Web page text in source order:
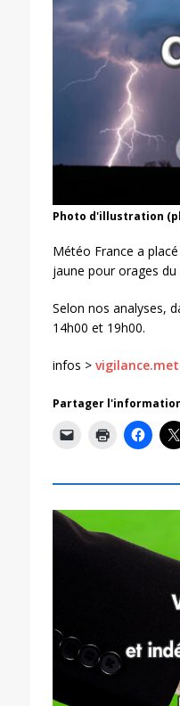
Photo d'illustration
Météo France a
jaune pour orages
Selon nos analyses,
14h00 et 19h00.
infos >
Partager